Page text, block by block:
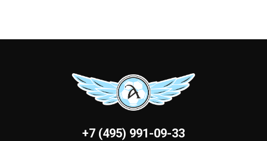
+7 (495) 991-09-33